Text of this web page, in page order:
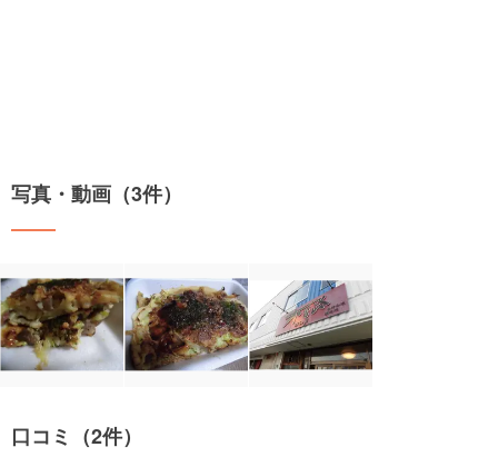
写真・動画（3件）
口コミ（2件）